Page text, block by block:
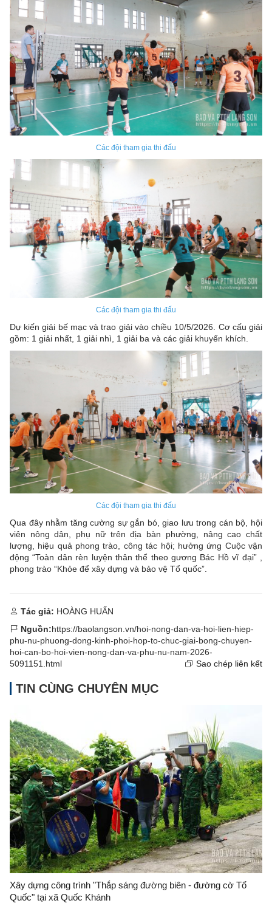
Các đội tham gia thi đấu
Các đội tham gia thi đấu
Dự kiến giải bế mạc và trao giải vào chiều 10/5/2026. Cơ cấu giải
gồm: 1 giải nhất, 1 giải nhì, 1 giải ba và các giải khuyến khích.
Các đội tham gia thi đấu
Qua đây nhằm tăng cường sự gắn bó, giao lưu trong cán bộ, hội
viên nông dân, phụ nữ trên địa bàn phường, nâng cao chất
lượng, hiệu quả phong trào, công tác hội; hưởng ứng Cuộc vận
động “Toàn dân rèn luyện thân thể theo gương Bác Hồ vĩ đại” ,
phong trào “Khỏe để xây dựng và bảo vệ Tổ quốc”.
Tác giả: HOÀNG HUẤN
Nguồn:https://baolangson.vn/hoi-nong-dan-va-hoi-lien-hiep-
phu-nu-phuong-dong-kinh-phoi-hop-to-chuc-giai-bong-chuyen-
hoi-can-bo-hoi-vien-nong-dan-va-phu-nu-nam-2026-
5091151.html
Sao chép liên kết
TIN CÙNG CHUYÊN MỤC
Xây dựng công trình "Thắp sáng đường biên - đường cờ Tổ
Quốc" tại xã Quốc Khánh